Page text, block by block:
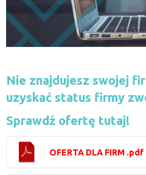
Nie znajdujesz swojej
uzyskać status firmy
Sprawdź ofertę tutaj!
OFERTA DLA FIRM .pdf